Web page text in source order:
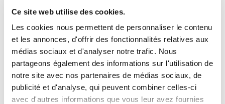
Ce site web utilise des cookies.
Les cookies nous permettent de personnaliser le contenu
et les annonces, d'offrir des fonctionnalités relatives aux
médias sociaux et d'analyser notre trafic. Nous
partageons également des informations sur l'utilisation de
notre site avec nos partenaires de médias sociaux, de
publicité et d'analyse, qui peuvent combiner celles-ci
avec d'autres informations que vous leur avez fournies
Analyse de Données
Landbot AI intègre desoutils d’analysequi
collectent et traitent les données des interactions
clients, permettant des insights précis pour
optimiser les stratégies de gestion de la relation
client.